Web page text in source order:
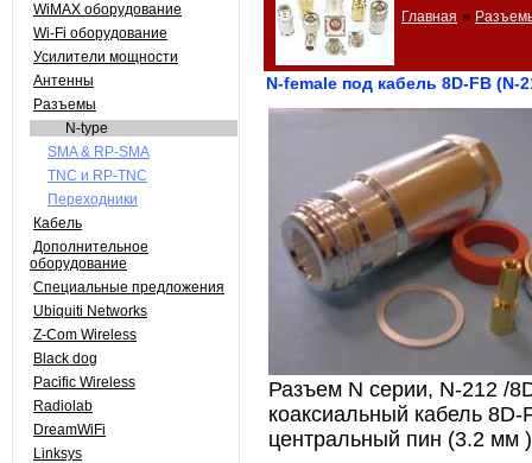
WiMAX оборудование
Wi-Fi оборудование
Усилители мощности
Антенны
Разъемы
N-type
SMA & RP-SMA
TNC и RP-TNC
Переходники
Кабель
Дополнительное
оборудование
Специальные предложения
Ubiquiti Networks
Z-Com Wireless
Black dog
Pacific Wireless
Radiolab
DreamWiFi
Linksys
Главная »
N-female под кабель 8D-FB (N-
Разъем N серии, N-212 /
коаксиальный кабель
центральный пин (3.2 мм